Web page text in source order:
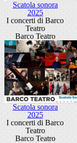
Scatola sonora
2025
I concerti di Barco
Teatro
Barco Teatro
Scatola sonora
2025
I concerti di Barco
Teatro
Barco Teatro